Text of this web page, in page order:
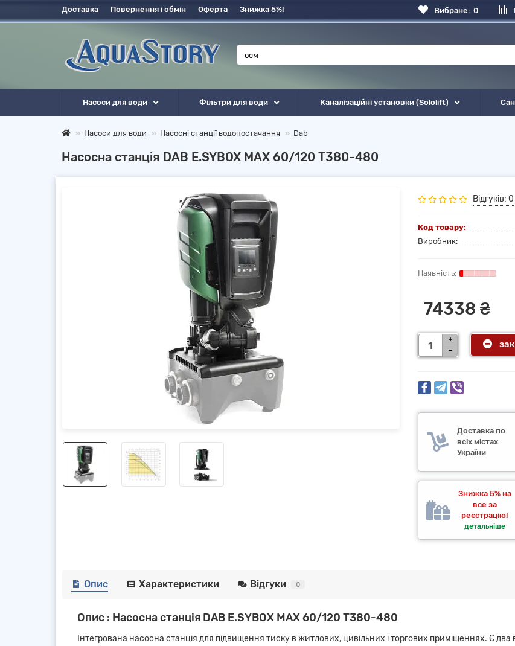
Вибране: 0
Доставка Повернення і обмін Оферта Знижка 5%!
Насоси для води Фільтри для води Каналізаційні установки (Sololift)
Насоси для води Насосні станції водопостачання Dab
Насосна станція DAB E.SYBOX MAX 60/120 T380-480
Відгуків: 0
Код товару:
Виробник:
74338 ₴
Доставка по
всіх містах
України
Знижка 5% на
все за
реєстрацію!
детальніше
Опис Характеристики Відгуки 0
Опис : Насосна станція DAB E.SYBOX MAX 60/120 T380-480
Інтегрована насосна станція для підвищення тиску в житлових, цивільних і торгових приміщеннях. Є